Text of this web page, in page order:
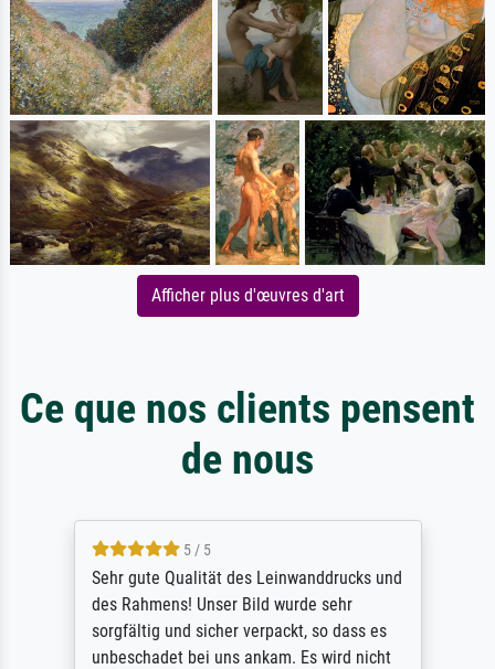
Afficher plus d'œuvres d'art
Ce que nos clients pensent
de nous
5 / 5
Sehr gute Qualität des Leinwanddrucks und
des Rahmens! Unser Bild wurde sehr
sorgfältig und sicher verpackt, so dass es
unbeschadet bei uns ankam. Es wird nicht